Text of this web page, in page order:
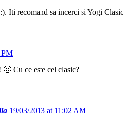
Iti recomand sa incerci si Yogi
PM
Cu ce este cel clasic?
19/03/2013 at 11:02 AM